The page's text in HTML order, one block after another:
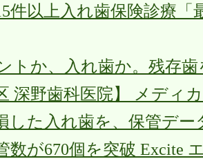
件以上入れ歯保険診療
トか、入れ歯か。残存
深野歯科医院】 メディ
した入れ歯を、保管デ
数が670個を突破 Excite